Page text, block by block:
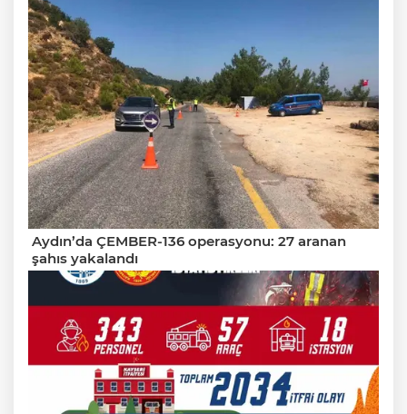
Aydın’da ÇEMBER-136 operasyonu: 27 aranan
şahıs yakalandı